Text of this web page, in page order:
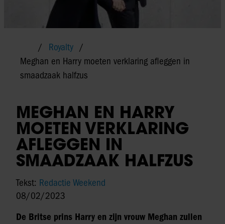
Royalty
Meghan en Harry moeten verklaring afleggen in
smaadzaak halfzus
MEGHAN EN HARRY
MOETEN VERKLARING
AFLEGGEN IN
SMAADZAAK HALFZUS
Tekst: Redactie Weekend
08/02/2023
De Britse prins Harry en zijn vrouw Meghan zullen